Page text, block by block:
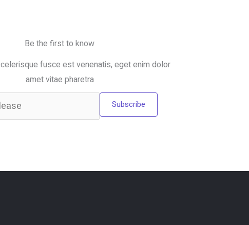
Be the first to know
fusce est venenatis, eget enim dolor
amet vitae pharetra
Subscribe